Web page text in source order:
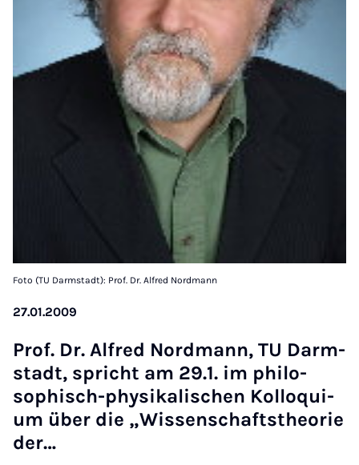
Foto (TU Darmstadt): Prof. Dr. Alfred Nordmann
27.01.2009
Prof. Dr. Al­fred Nord­mann, TU Darm­
stadt, spricht am 29.1. im philo­
soph­isch-physikalis­chen Kolloqui­
um über die „Wis­senschaft­s­the­or­ie
der…